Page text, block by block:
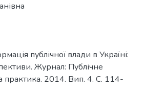
публічної влади в Україні:
Журнал: Публічне
практика. 2014. Вип. 4. С. 114-